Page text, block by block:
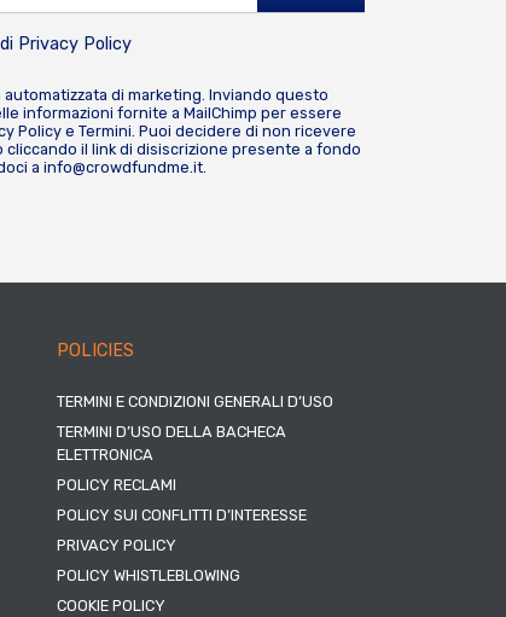
Privacy Policy
di marketing. Inviando questo
informazioni fornite a MailChimp per essere
Policye Termini. Puoi decidere di non ricevere
il link di disiscrizione presente a fondo
a info@crowdfundme.it.
POLICIES
TERMINI E CONDIZIONI GENERALI D’USO
TERMINI D’USO DELLA BACHECA
ELETTRONICA
POLICY RECLAMI
POLICY SUI CONFLITTI D’INTERESSE
PRIVACY POLICY
POLICY WHISTLEBLOWING
COOKIE POLICY